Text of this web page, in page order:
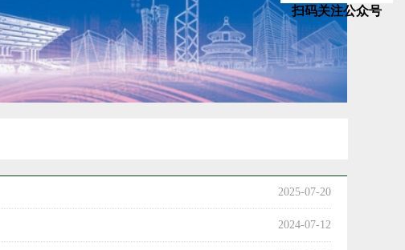
2025-07-20
2024-07-12
扫码关注公众号